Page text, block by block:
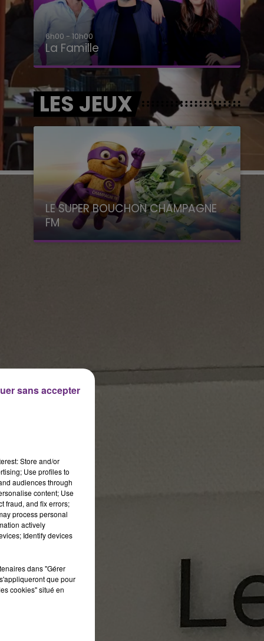
6h00 - 10h00
La Famille
LES JEUX
LE SUPER BOUCHON CHAMPAGNE
FM
avec La Famille Champagne FM, à 8H10
Store and/or
Use profiles to
audiences through
content; Use
fraud, and fix errors;
process personal
actively
Identify devices
dans "Gérer
que pour
cookies" situé en
sans accepter